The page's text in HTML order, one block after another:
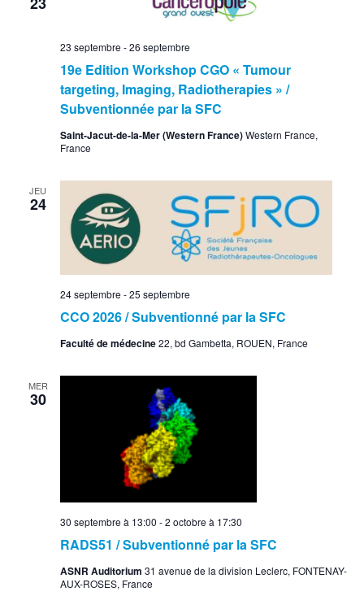
19e Edition Workshop CGO « Tumour
targeting, Imaging, Radiotherapies » /
Subventionnée par la SFC
23 septembre -26 septembre
Saint-Jacut-de-la-Mer (Western France)Western France,
France
JEU
24
CCO 2026 / Subventionné par la SFC
24 septembre -25 septembre
Faculté de médecine22, bd Gambetta, ROUEN, France
MER
30
RADS51 / Subventionné par la SFC
30 septembre à 13:00 -2 octobre à 17:30
ASNR Auditorium 31 avenue de la division Leclerc, FONTENAY-
AUX-ROSES, France